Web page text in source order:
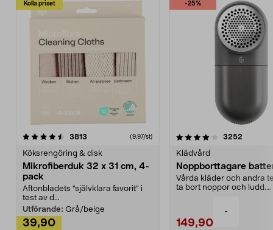
-
Kolla priset
3813 (9,97/st)
Köksrengöring & disk
Mikrofiberduk 32 x 31 cm, 4-
pack
Aftonbladets "självklara favorit” i
test av d...
Utförande: Grå/beige
39,90
-25%
4.0av 5 stjärnor 3252
Klädvård
Noppborttagare
Vårda kläder och andra
ta bort noppor och ludd.
149,90
4.5av 5 stjärnor